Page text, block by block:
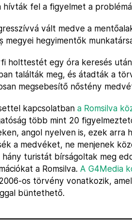
hívták fel a figyelmet a
vált medve a
megyei hegyimentők
holttestét egy óra keresés
találták meg, és átadták a
megsebesítő nőstény
kapcsolatban a Romsilva
több mint 20
angol nyelven is, ezek arra
a medvéket, ne menjenek
hány turistát bírságoltak meg
a Romsilva. A G4Media
os törvény vonatkozik,
büntethető.